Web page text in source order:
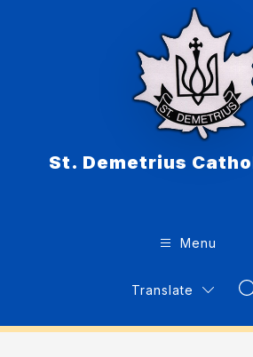
St. Demetrius
Menu
Translate